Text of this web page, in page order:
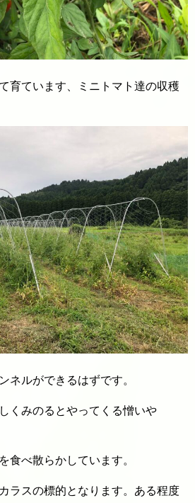
育ています、ミニトマト達の収穫
ネルができるはずです。
くみのるとやってくる憎いや
食べ散らかしています。
ラスの標的となります。ある程度